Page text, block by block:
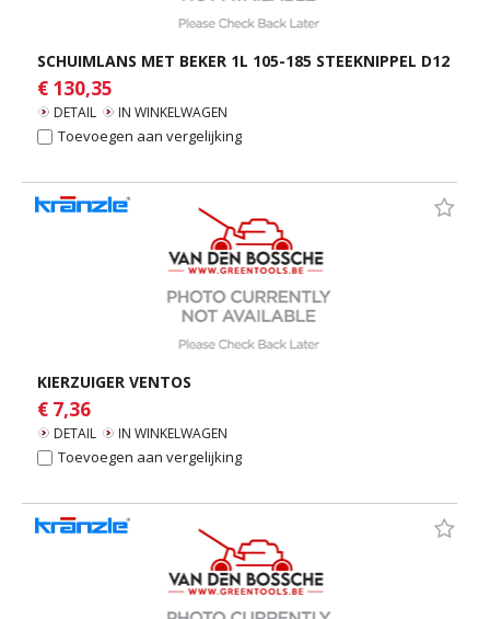
SCHUIMLANS MET BEKER 1L 105-185 STEEKNIPPEL D12
€ 130,35
DETAIL IN WINKELWAGEN
Toevoegen aan vergelijking
KIERZUIGER VENTOS
€ 7,36
DETAIL IN WINKELWAGEN
Toevoegen aan vergelijking